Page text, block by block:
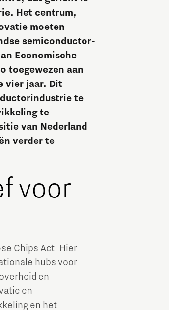
Campus
Eindhoven
Factories
Het centrum,
moeten
semiconductor-
Economische
toegewezen aan
vier jaar. Dit
te
te
van Nederland
verder te
voor
Chips Act. Hier
hubs voor
en
en
en het